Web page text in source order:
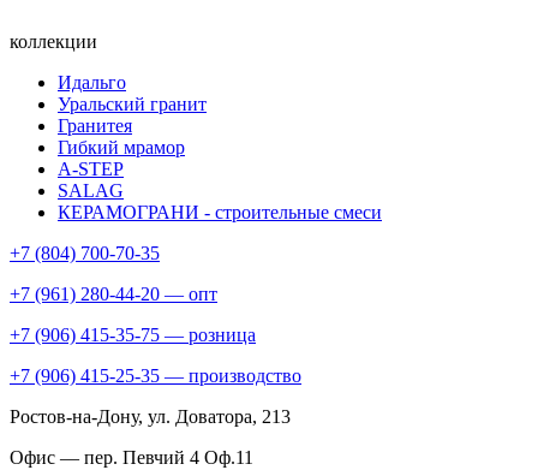
коллекции
Идальго
Уральский гранит
Гранитея
Гибкий мрамор
A-STEP
SALAG
КЕРАМОГРАНИ - строительные смеси
+7 (804) 700-70-35
+7 (961) 280-44-20 — опт
+7 (906) 415-35-75 — розница
+7 (906) 415-25-35 — производство
Ростов-на-Дону, ул. Доватора, 213
Офис — пер. Певчий 4 Оф.11